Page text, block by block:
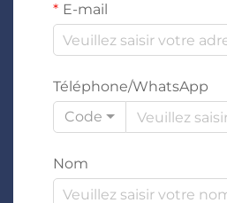
E-mail
Téléphone/WhatsApp
Code
Nom